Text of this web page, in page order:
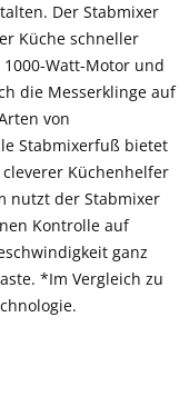
Der Stabmixer
Küche schneller
Watt-Motor und
die Messerklinge auf
von
Stabmixerfuß bietet
Küchenhelfer
nutzt der Stabmixer
Kontrolle auf
ganz
*Im Vergleich zu